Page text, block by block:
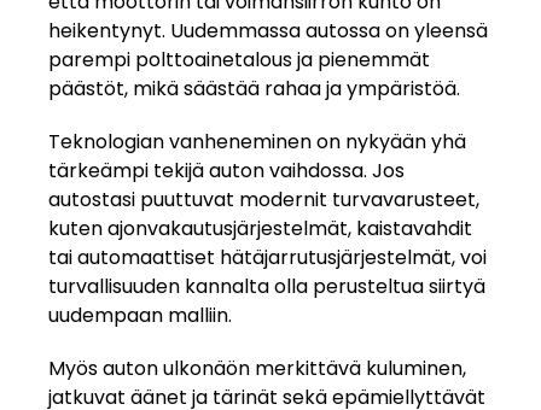
heikentynyt. Uudemmassa autossa on yleensä
parempi polttoainetalous ja pienemmät
päästöt, mikä säästää rahaa ja ympäristöä.
Teknologian vanheneminen on nykyään yhä
tärkeämpi tekijä auton vaihdossa. Jos
autostasi puuttuvat modernit turvavarusteet,
kuten ajonvakautusjärjestelmät, kaistavahdit
tai automaattiset hätäjarrutusjärjestelmät, voi
turvallisuuden kannalta olla perusteltua siirtyä
uudempaan malliin.
Myös auton ulkonäön merkittävä kuluminen,
jatkuvat äänet ja tärinät sekä epämiellyttävät